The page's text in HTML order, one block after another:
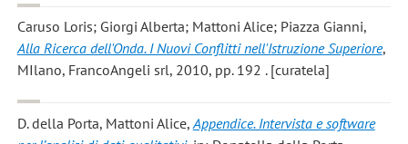
Caruso Loris; Giorgi Alberta; Mattoni Alice; Piazza Gianni,
Alla Ricerca dell'Onda. I Nuovi Conflitti nell'Istruzione Superiore,
MIlano, FrancoAngeli srl, 2010, pp. 192 . [curatela]
D. della Porta, Mattoni Alice, Appendice. Intervista e software